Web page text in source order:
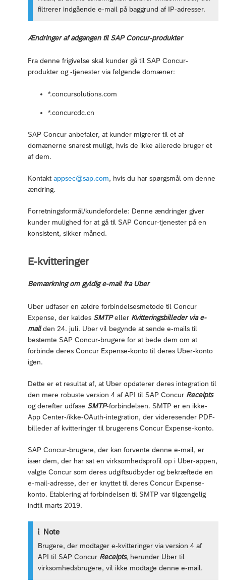
filtrerer indgående e-mail på baggrund af IP-adresser.
Ændringer af adgangen til SAP Concur-produkter
Fra denne frigivelse skal kunder gå til SAP Concur-
produkter og -tjenester via følgende domæner:
*.concursolutions.com
*.concurcdc.cn
SAP Concur anbefaler, at kunder migrerer til et af
domænerne snarest muligt, hvis de ikke allerede bruger et
af dem.
Kontakt appsec@sap.com, hvis du har spørgsmål om denne
ændring.
Forretningsformål/kundefordele: Denne ændringer giver
kunder mulighed for at gå til SAP Concur-tjenester på en
konsistent, sikker måned.
E-kvitteringer
Bemærkning om gyldig e-mail fra Uber
Uber udfaser en ældre forbindelsesmetode til Concur
Expense, der kaldes SMTPeller Kvitteringsbilleder via e-
mailden 24. juli. Uber vil begynde at sende e-mails til
bestemte SAP Concur-brugere for at bede dem om at
forbinde deres Concur Expense-konto til deres Uber-konto
igen.
Dette er et resultat af, at Uber opdaterer deres integration til
den mere robuste version 4 af API til SAP Concur Receipts
og derefter udfase SMTP-forbindelsen. SMTP er en ikke-
App Center-/ikke-OAuth-integration, der videresender PDF-
billeder af kvitteringer til brugerens Concur Expense-konto.
SAP Concur-brugere, der kan forvente denne e-mail, er
især dem, der har sat en virksomhedsprofil op i Uber-appen,
valgte Concur som deres udgiftsudbyder og bekræftede en
e-mail-adresse, der er knyttet til deres Concur Expense-
konto. Etablering af forbindelsen til SMTP var tilgængelig
indtil marts 2019.
Note
Brugere, der modtager e-kvitteringer via version 4 af
API til SAP Concur Receipts, herunder Uber til
virksomhedsbrugere, vil ikke modtage denne e-mail.